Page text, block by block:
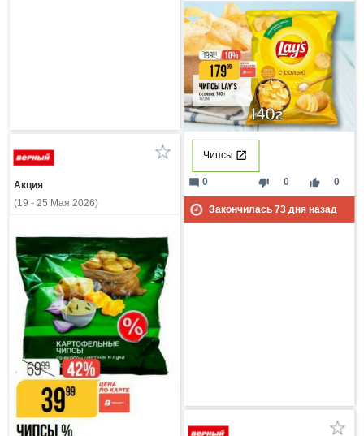
Чипсы
thumb_down 0 thumb_up 0
mode_comment 0
Закончилась 73дня назад
Акция
(19 - 25 Мая 2026)